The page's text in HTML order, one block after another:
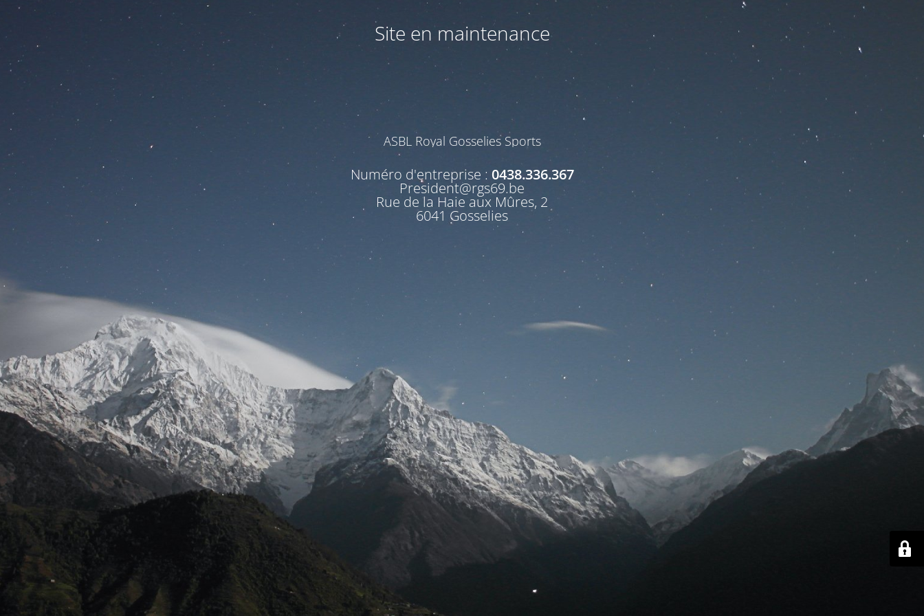
Site en maintenance
ASBL Royal Gosselies Sports
Numéro d'entreprise : 0438.336.367
President@rgs69.be
Rue de la Haie aux Mûres, 2
6041 Gosselies